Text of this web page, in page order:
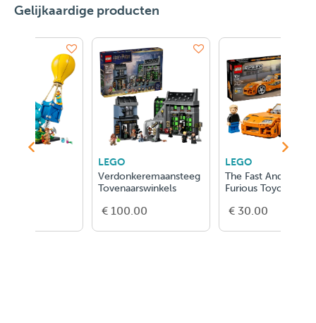
Gelijkaardige producten
Verdonkeremaansteeg
Tovenaarswinkels
The Fast And The
Furious Toyota Supra